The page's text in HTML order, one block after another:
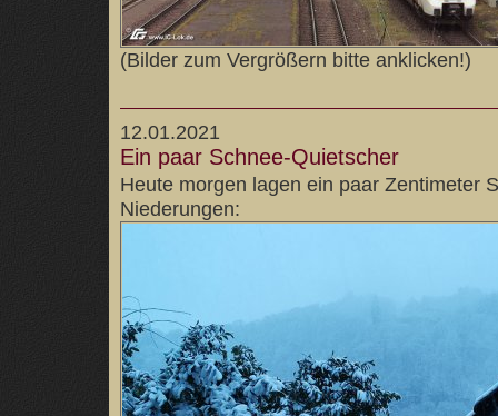
(Bilder zum Vergrößern bitte anklicken!)
12.01.2021
Ein paar Schnee-Quietscher
Heute morgen lagen ein paar Zentimeter
Niederungen: